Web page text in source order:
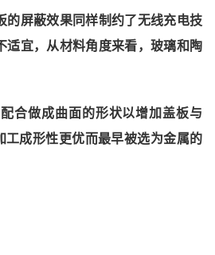
的屏蔽效果同样制约了无线充电技
适宜，从材料角度来看，玻璃和陶
合做成曲面的形状以增加盖板与
成形性更优而最早被选为金属的